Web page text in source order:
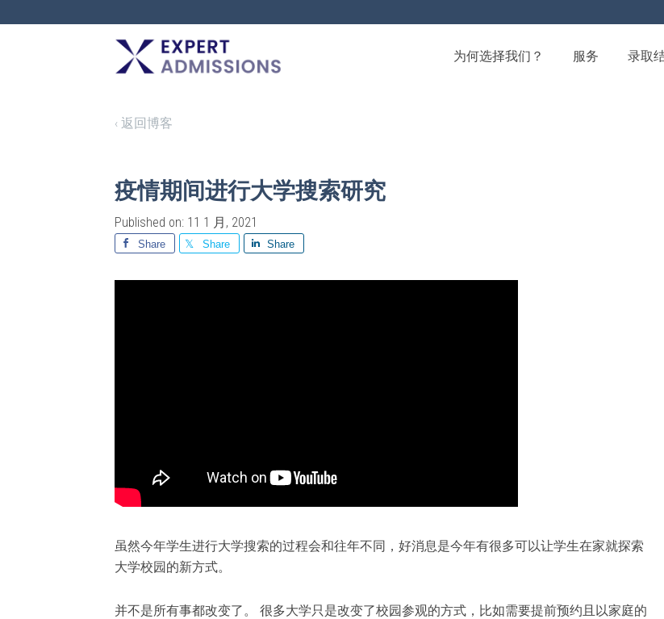
EXPERT
ADMISSIONS
为何选择我们？ 服务 录取
‹ 返回博客
疫情期间进行大学搜索研究
Published on: 11 1 月, 2021
Share Share Share
虽然今年学生进行大学搜索的过程会和往年不同，好消息是今年有很多可以让学生在家就探索
大学校园的新方式。
并不是所有事都改变了。 很多大学只是改变了校园参观的方式，比如需要提前预约且以家庭的